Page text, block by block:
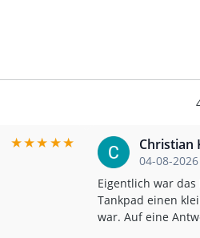
★★★★★ Christian
04-08-2026
Eigentlich war
Tankpad einen
war. Auf eine